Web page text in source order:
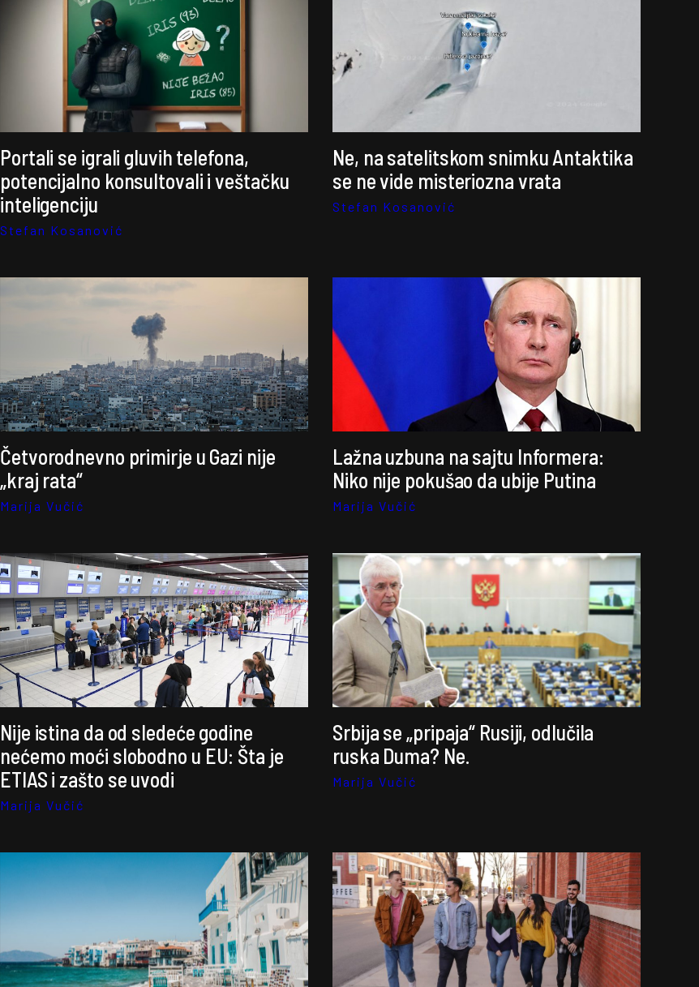
Portali se igrali gluvih telefona,
potencijalno konsultovali i veštačku
inteligenciju
Stefan Kosanović
Ne, na satelitskom snimku Antaktika
se ne vide misteriozna vrata
Stefan Kosanović
Četvorodnevno primirje u Gazi nije
„kraj rata“
Marija Vučić
Lažna uzbuna na sajtu Informera:
Niko nije pokušao da ubije Putina
Marija Vučić
Nije istina da od sledeće godine
nećemo moći slobodno u EU: Šta je
ETIAS i zašto se uvodi
Marija Vučić
Srbija se „pripaja“ Rusiji, odlučila
ruska Duma? Ne.
Marija Vučić